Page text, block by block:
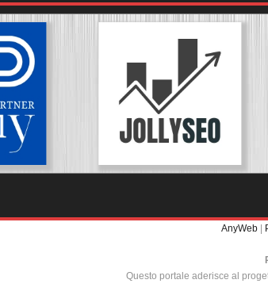
AnyWeb |
Questo portale aderisce al